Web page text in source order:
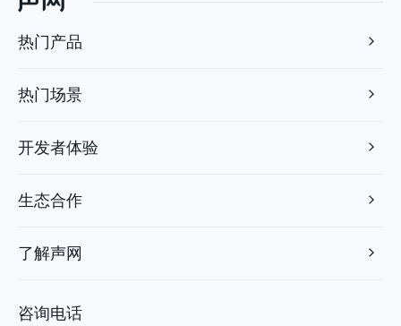
热门产品
热门场景
开发者体验
生态合作
了解声网
咨询电话